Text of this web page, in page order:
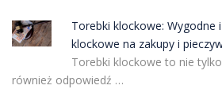
Torebki klockowe: Wygodne
klockowe na zakupy i
Torebki klockowe to nie
również odpowiedź …